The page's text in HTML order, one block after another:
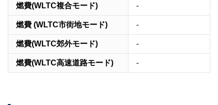
燃費(WLTC複合モード) -
燃費 (WLTC市街地モード) -
燃費(WLTC郊外モード) -
燃費(WLTC高速道路モード) -